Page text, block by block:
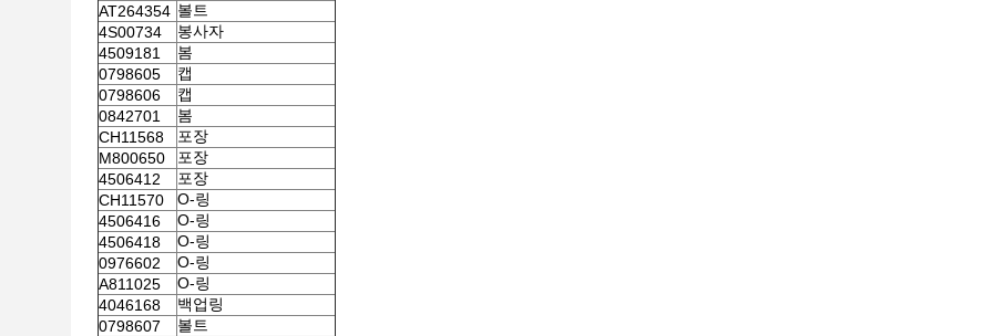
AT264354 볼트
4S00734
봉사자
4509181
봄
0798605
캡
0798606
캡
0842701
봄
CH11568
포장
M800650
포장
4506412
포장
CH11570
O-링
4506416
O-링
4506418
O-링
0976602
O-링
A811025
O-링
4046168
백업링
0798607
볼트